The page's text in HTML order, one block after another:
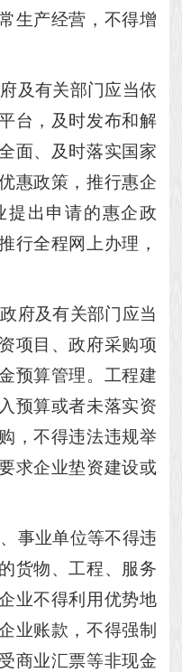
生产经营，不得增
及有关部门应当依
台，及时发布和解
面、及时落实国家
惠政策，推行惠企
提出申请的惠企政
行全程网上办理，
府及有关部门应当
项目、政府采购项
预算管理。工程建
预算或者未落实资
，不得违法违规举
求企业垫资建设或
事业单位等不得违
货物、工程、服务
业不得利用优势地
业账款，不得强制
商业汇票等非现金